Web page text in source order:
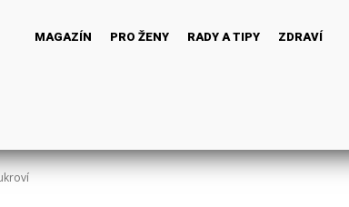
MAGAZÍN PRO ŽENY RADY A TIPY ZDRAVÍ